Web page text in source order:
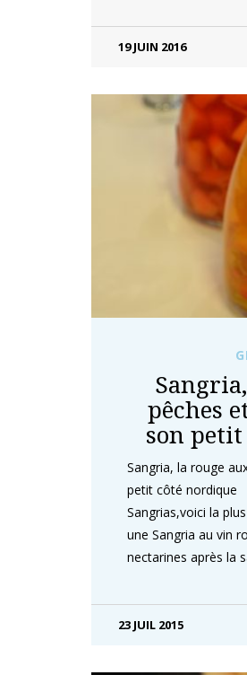
19 JUIN 2016
pêches
son
Sangria, la rouge
petit côté nordique
Sangrias,voici la
une Sangria au vin
nectarines après la
23 JUIL 2015